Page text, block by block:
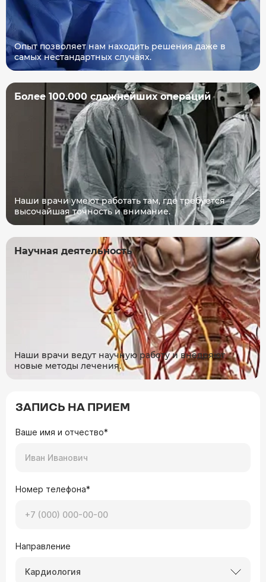
Опыт позволяет нам находить решения даже в
самых нестандартных случаях.
Более 100.000 сложнейших операций
Наши врачи умеют работать там, где требуется
высочайшая точность и внимание.
Научная деятельность
Наши врачи ведут научную работу и внедряют
новые методы лечения.
ЗАПИСЬ НА ПРИЕМ
Ваше имя и отчество*
Номер телефона*
Направление
Кардиология